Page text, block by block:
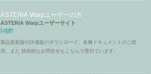
ASTERIA Warpユーザーの方
ASTERIA Warpユーザーサイト
Login
製品更新版や評価版のダウンロード、各種ドキュメントのご提
供、また 技術的なお問合せもこちらで受付ています。